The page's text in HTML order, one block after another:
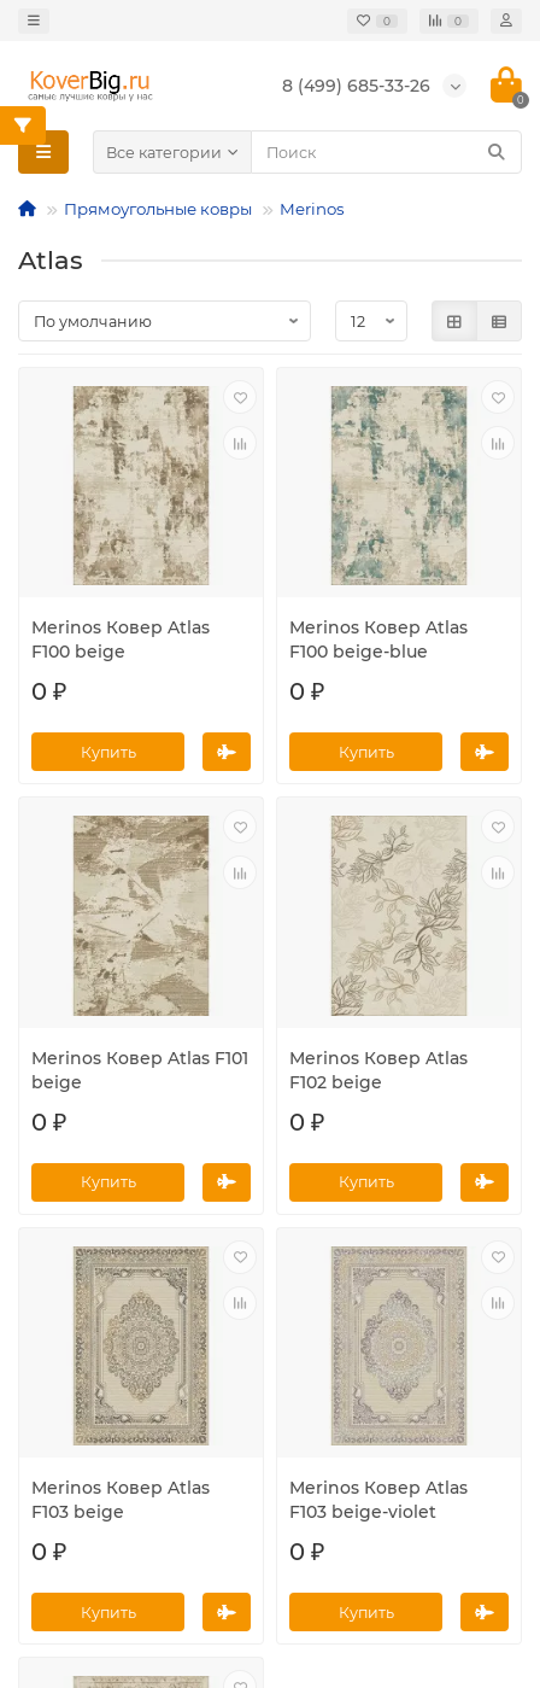
0 0
8 (499) 685-33-26
0
Все категории
Прямоугольные ковры Merinos
Atlas
Merinos Ковер Atlas
F100 beige
0 ₽
Купить
Merinos Ковер Atlas
F100 beige-blue
0 ₽
Купить
Merinos Ковер Atlas F101
beige
0 ₽
Купить
Merinos Ковер Atlas
F102 beige
0 ₽
Купить
Merinos Ковер Atlas
F103 beige
0 ₽
Купить
Merinos Ковер Atlas
F103 beige-violet
0 ₽
Купить